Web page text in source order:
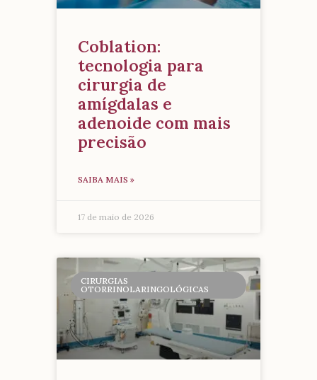
Coblation:
tecnologia para
cirurgia de
amígdalas e
adenoide com mais
precisão
SAIBA MAIS »
17 de maio de 2026
CIRURGIAS
OTORRINOLARINGOLÓGICAS